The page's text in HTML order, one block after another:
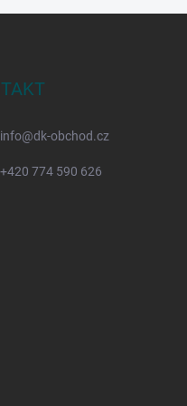
info@dk-obchod.cz
+420 774 590 626